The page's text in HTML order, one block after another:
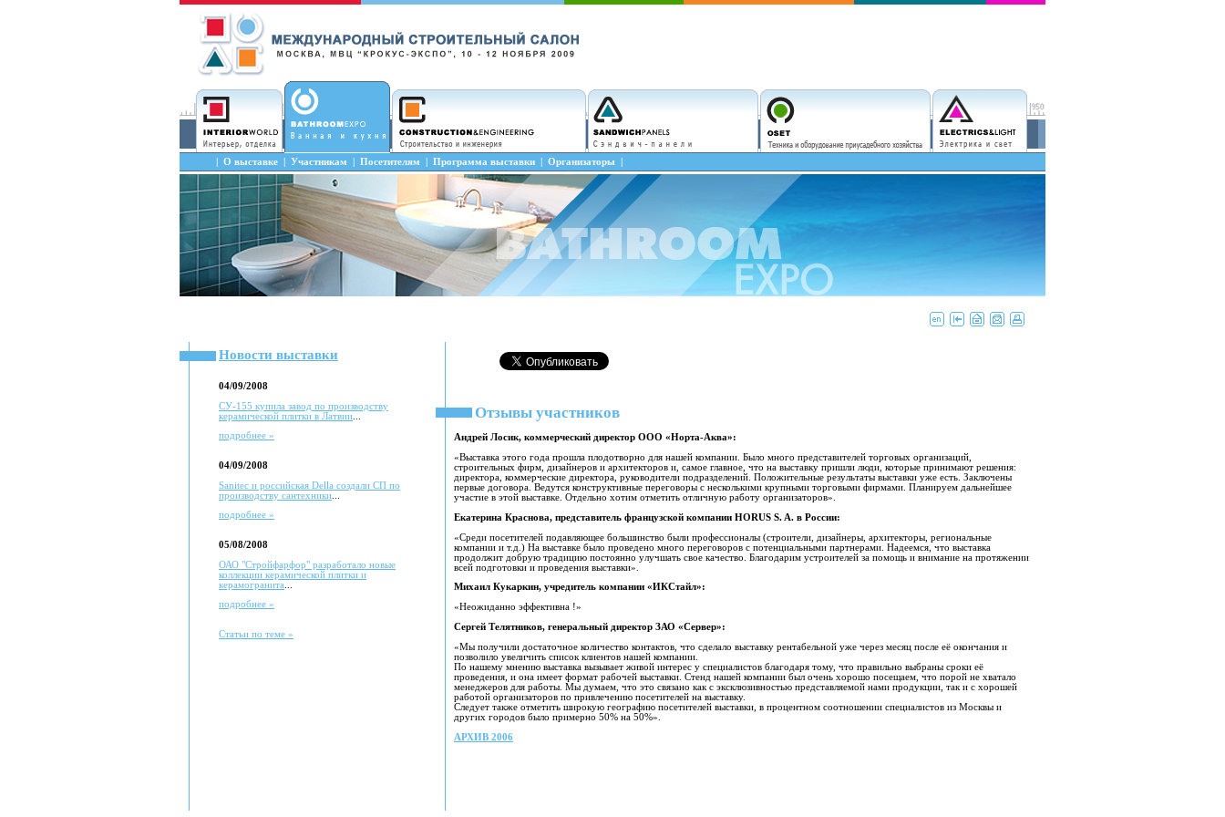
О выставке Участникам Посетителям Программа выставки Организаторы
Новости выставки
04/09/2008
СУ-155 купила завод по производству
керамической плитки в Латвии
подробнее »
04/09/2008
Sanitec и российская Della создали СП по
производству сантехники
подробнее »
05/08/2008
ОАО "Стройфарфор" разработало новые
коллекции керамической плитки и
керамогранита
подробнее »
Статьи по теме »
Отзывы участников
Андрей Лосик, коммерческий директор ООО «Норта-Аква»:
«Выставка этого года прошла плодотворно для нашей компании. Было много представителей торговых организаций,
строительных фирм, дизайнеров и архитекторов и, самое главное, что на выставку пришли люди, которые принимают решения:
директора, коммерческие директора, руководители подразделений. Положительные результаты выставки уже есть. Заключены
первые договора. Ведутся конструктивные переговоры с несколькими крупными торговыми фирмами. Планируем дальнейшее
участие в этой выставке. Отдельно хотим отметить отличную работу организаторов».
Екатерина Краснова, представитель французской компании HORUS S. A. в России:
«Среди посетителей подавляющее большинство были профессионалы (строители, дизайнеры, архитекторы, региональные
компании и т.д.) На выставке было проведено много переговоров с потенциальными партнерами. Надеемся, что выставка
продолжит добрую традицию постоянно улучшать свое качество. Благодарим устроителей за помощь и внимание на протяжении
всей подготовки и проведения выставки».
Михаил Кукаркин, учредитель компании «ИКСтайл»:
«Неожиданно эффективна !»
Сергей Телятников, генеральный директор ЗАО «Сервер»:
«Мы получили достаточное количество контактов, что сделало выставку рентабельной уже через месяц после её окончания и
позволило увеличить список клиентов нашей компании.
По нашему мнению выставка вызывает живой интерес у специалистов благодаря тому, что правильно выбраны сроки её
проведения, и она имеет формат рабочей выставки. Стенд нашей компании был очень хорошо посещаем, что порой не хватало
менеджеров для работы. Мы думаем, что это связано как с эксклюзивностью представляемой нами продукции, так и с хорошей
работой организаторов по привлечению посетителей на выставку.
Следует также отметить широкую географию посетителей выставки, в процентном соотношении специалистов из Москвы и
других городов было примерно 50% на 50%».
АРХИВ 2006